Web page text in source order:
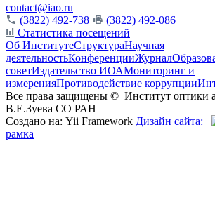
contact@iao.ru
(3822) 492-738
(3822) 492-086
Статистика посещений
Об ИнститутеСтруктураНаучная
деятельностьКонференцииЖурнал
советИздательство ИОАМониторинг и
измеренияПротиводействие коррупции
Все права защищены © Институт оптики
В.Е.Зуева СО РАН
Создано на: Yii Framework Дизайн сайта:
рамка